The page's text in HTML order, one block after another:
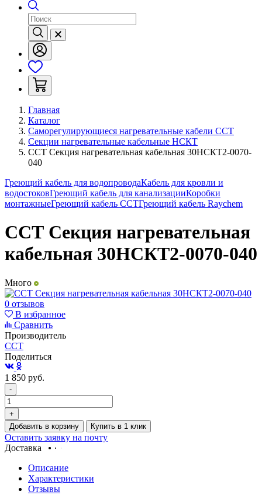
Главная
Каталог
Саморегулирующиеся нагревательные кабели ССТ
Секции нагревательные кабельные НСКТ
ССТ Секция нагревательная кабельная 30НСКТ2-0070-
040
Греющий кабель для водопроводаКабель для кровли и
водостоковГреющий кабель для канализацииКоробки
монтажныеГреющий кабель ССТГреющий кабель Raychem
ССТ Секция нагревательная
кабельная 30НСКТ2-0070-040
Много
0 отзывов
В избранное
Сравнить
Производитель
ССТ
Поделиться
1 850 руб.
-
+
Добавить в корзину
Купить в 1 клик
Оставить заявку на почту
Доставка
Описание
Характеристики
Отзывы